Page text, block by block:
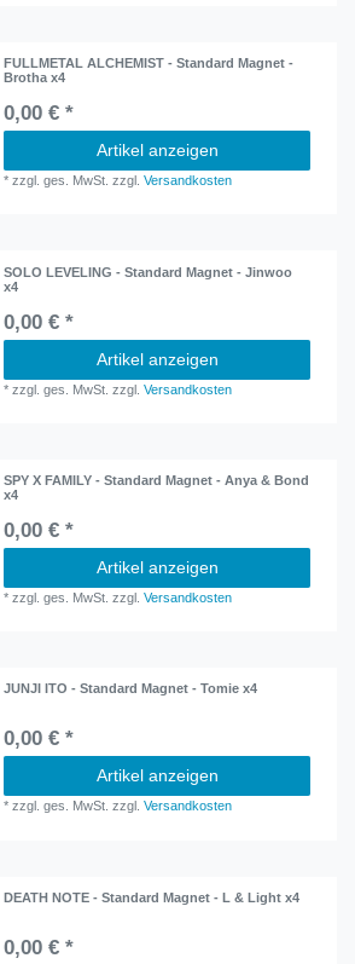
FULLMETAL ALCHEMIST - Standard Magnet -
Brotha x4
0,00 € *
Artikel anzeigen
*zzgl. ges. MwSt. zzgl.Versandkosten
SOLO LEVELING - Standard Magnet - Jinwoo
x4
0,00 € *
Artikel anzeigen
*zzgl. ges. MwSt. zzgl.Versandkosten
SPY X FAMILY - Standard Magnet - Anya & Bond
x4
0,00 € *
Artikel anzeigen
*zzgl. ges. MwSt. zzgl.Versandkosten
JUNJI ITO - Standard Magnet - Tomie x4
0,00 € *
Artikel anzeigen
*zzgl. ges. MwSt. zzgl.Versandkosten
DEATH NOTE - Standard Magnet - L & Light x4
0,00 € *